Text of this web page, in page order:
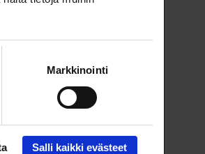
Markkinointi
Salli kaikki evästeet
4600